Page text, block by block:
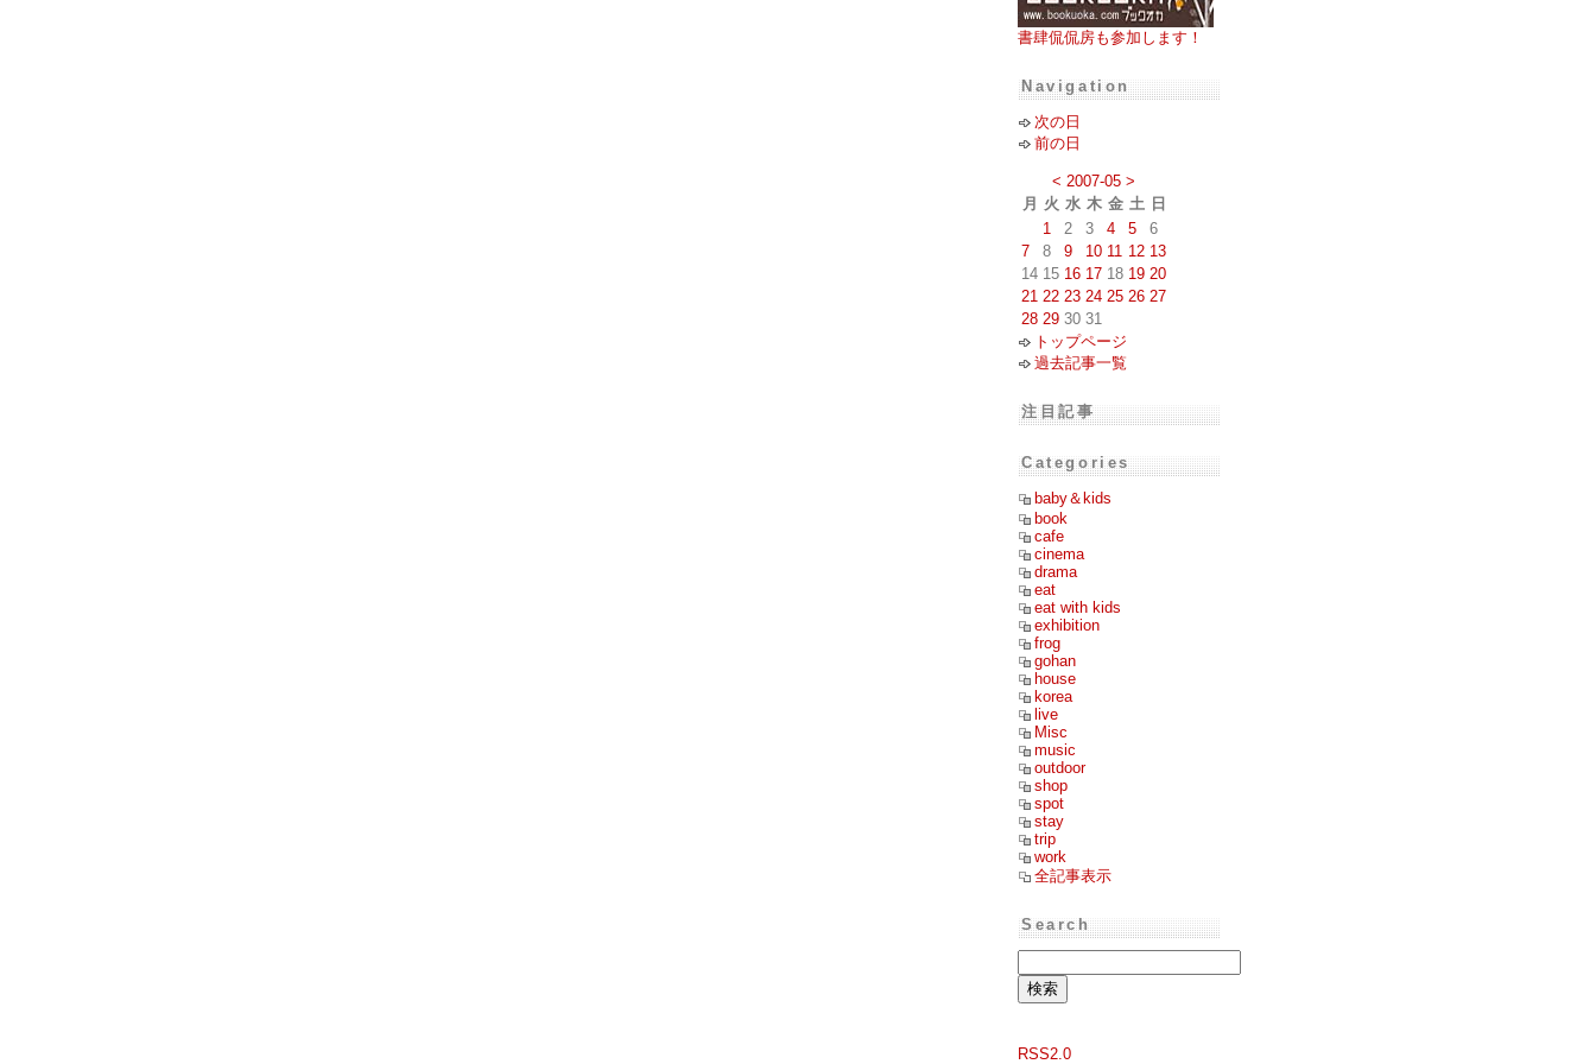
書肆侃侃房も参加します！
Navigation
次の日
前の日
< 2007-05 >
月
火 水 木 金 土 日
1
2 3 4 5
6
7
8 9 10 11 12 13
14 15 16 17 18 19 20
21 22 23 24 25 26 27
28 29 30 31
トップページ
過去記事一覧
注目記事
Categories
baby＆kids
book
cafe
cinema
drama
eat
eat with kids
exhibition
frog
gohan
house
korea
live
Misc
music
outdoor
shop
spot
stay
trip
work
全記事表示
Search
RSS2.0